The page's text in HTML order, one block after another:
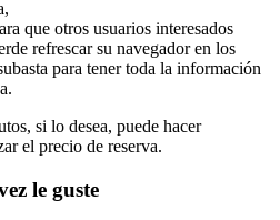
que otros usuarios interesados
refrescar su navegador en los
para tener toda la información
si lo desea, puede hacer
el precio de reserva.
le guste